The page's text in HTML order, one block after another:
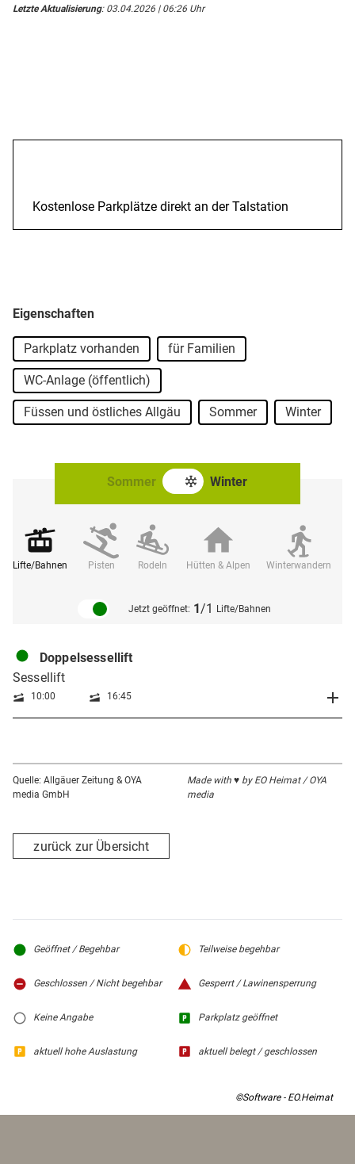
Letzte Aktualisierung: 03.04.2026 | 06:26 Uhr
Kostenlose Parkplätze direkt an der Talstation
Eigenschaften
Parkplatz vorhanden für Familien
WC-Anlage (öffentlich)
Füssen und östliches Allgäu Sommer Winter
Sommer Winter
Lifte/Bahnen Pisten Rodeln Hütten & Alpen Winterwandern
Jetzt geöffnet: 1/1 Lifte/Bahnen
Doppelsessellift
Sessellift
10:00 16:45
Quelle: Allgäuer Zeitung & OYA
media GmbH
Made with ♥ by EO Heimat / OYA
media
zurück zur Übersicht
Geöffnet / Begehbar Teilweise begehbar
Geschlossen / Nicht begehbar Gesperrt / Lawinensperrung
Keine Angabe Parkplatz geöffnet
aktuell hohe Auslastung aktuell belegt / geschlossen
©Software - EO.Heimat